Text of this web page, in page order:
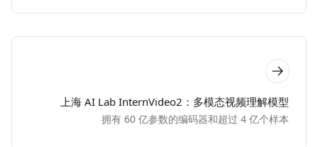
上海 AI Lab InternVideo2：多模态视频理解模型
拥有 60 亿参数的编码器和超过 4 亿个样本